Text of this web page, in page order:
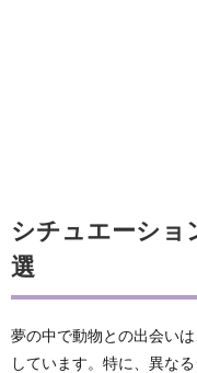
シチュエーショ
選
夢の中で動物との出会い
しています。特に、異な